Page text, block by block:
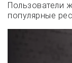
Пользователи
популярные